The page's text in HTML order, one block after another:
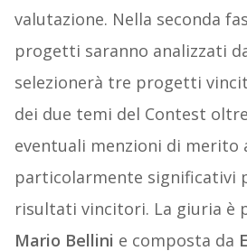
valutazione. Nella seconda
progetti saranno analizzati
selezionerà tre progetti
dei due temi del Contest
eventuali menzioni di merito
particolarmente significativi
risultati vincitori. La giuria è
Mario Bellini e composta da